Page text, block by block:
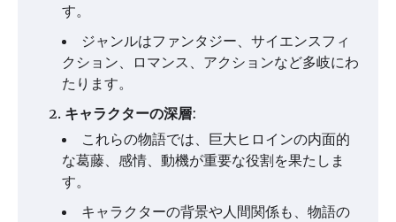
す。
ジャンルはファンタジー、サイエンスフィ
クション、ロマンス、アクションなど多岐にわ
たります。
キャラクターの深層:
これらの物語では、巨大ヒロインの内面的
な葛藤、感情、動機が重要な役割を果たしま
す。
キャラクターの背景や人間関係も、物語の